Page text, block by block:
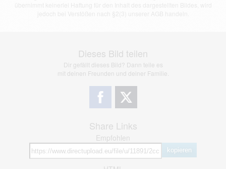
Dieses Bild teilen
Dir gefällt dieses Bild? Dann teile es
mit deinen Freunden und deiner Familie.
Share Links
Empfohlen
kopieren